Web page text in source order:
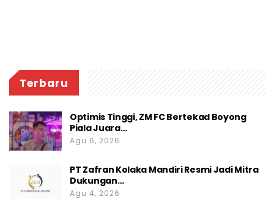
Terbaru
Optimis Tinggi, ZM FC Bertekad Boyong
Piala Juara…
Agu 6, 2026
PT Zafran Kolaka Mandiri Resmi Jadi Mitra
Dukungan…
Agu 4, 2026